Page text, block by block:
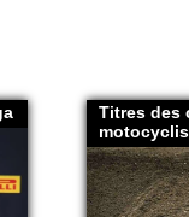
Titres des